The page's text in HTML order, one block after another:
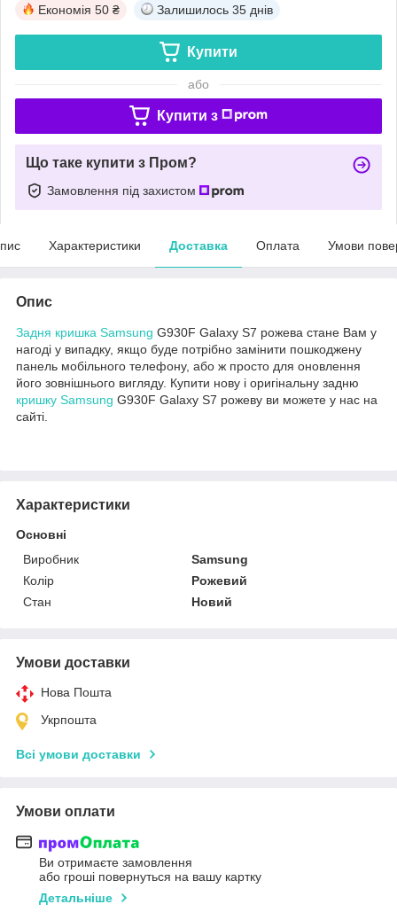
Економія 50 ₴ Залишилось 35 днів
Купити
або
Купити з
Що таке купити з Пром?
Замовлення під захистом
Характеристики Доставка Оплата Умови
Опис
Задня кришка Samsung G930F Galaxy S7 рожева стане Вам у
нагоді у випадку, якщо буде потрібно замінити пошкоджену
панель мобільного телефону, або ж просто для оновлення
його зовнішнього вигляду. Купити нову і оригінальну задню
кришку Samsung G930F Galaxy S7 рожеву ви можете у нас на
сайті.
Характеристики
Основні
Виробник
Samsung
Колір
Рожевий
Стан
Новий
Умови доставки
Нова Пошта
Укрпошта
Всі умови доставки
Умови оплати
Ви отримаєте замовлення
або гроші повернуться на вашу картку
Детальніше